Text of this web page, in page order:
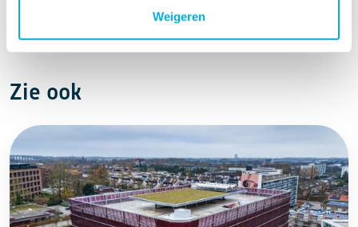
Weigeren
Zie ook